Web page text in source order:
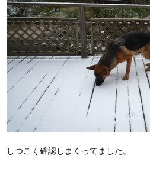
しつこく確認しまくってました。